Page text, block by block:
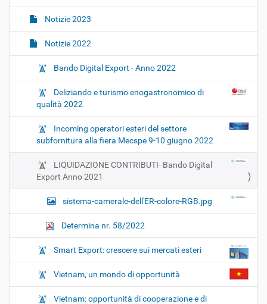
Notizie 2023
Notizie 2022
Bando Digital Export - Anno 2022
Deliziando e turismo enogastronomico di
qualità 2022
Incoming operatori esteri del settore
subfornitura alla fiera Mecspe 9-10 giugno 2022
LIQUIDAZIONE CONTRIBUTI- Bando Digital
Export Anno 2021
sistema-camerale-dell'ER-colore-RGB.jpg
Determina nr. 58/2022
Smart Export: crescere sui mercati esteri
Vietnam, un mondo di opportunità
Vietnam: opportunità di cooperazione e di